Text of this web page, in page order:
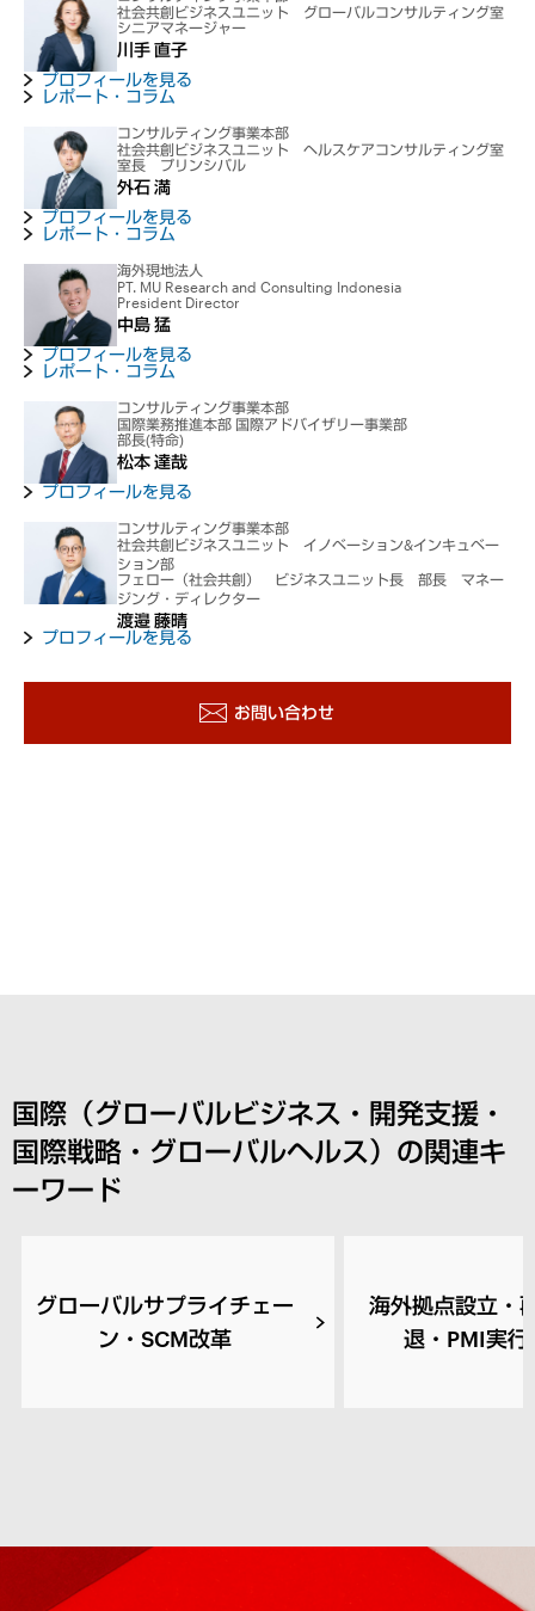
社会共創ビジネスユニット グローバルコンサルティング室
シニアマネージャー
川手 直子
プロフィールを見る
レポート・コラム
コンサルティング事業本部
社会共創ビジネスユニット ヘルスケアコンサルティング室
室長 プリンシパル
外石 満
プロフィールを見る
レポート・コラム
海外現地法人
PT. MU Research and Consulting Indonesia
President Director
中島 猛
プロフィールを見る
レポート・コラム
コンサルティング事業本部
国際業務推進本部 国際アドバイザリー事業部
部長(特命)
松本 達哉
プロフィールを見る
コンサルティング事業本部
社会共創ビジネスユニット イノベーション&インキュベー
ション部
フェロー（社会共創） ビジネスユニット長 部長 マネー
ジング・ディレクター
渡邉 藤晴
プロフィールを見る
お問い合わせ
国際（グローバルビジネス・開発支援・
国際戦略・グローバルヘルス）の関連キ
ーワード
グローバルサプライチェー
ン・SCM改革
海外拠点設立・
退・PMI実行